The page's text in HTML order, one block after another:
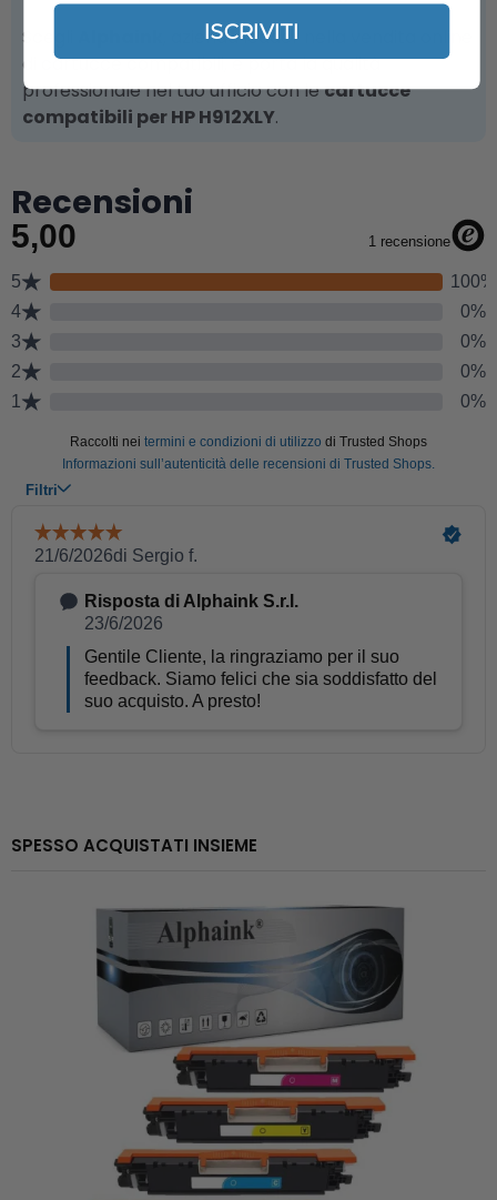
, azienda leader nella vendita online
di cartucce compatibili, e porta la qualità
professionale nel tuo ufficio con lecartucce
compatibili per HP H912XLY.
Recensioni
SPESSO ACQUISTATI INSIEME
ISCRIVITI